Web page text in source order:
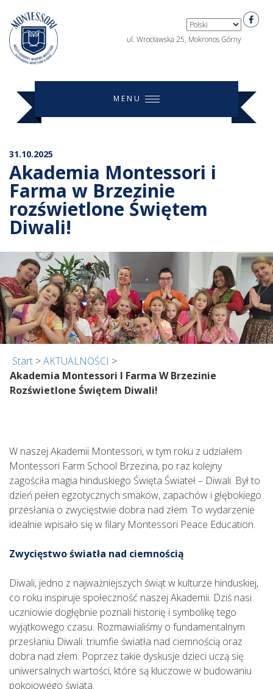
ul. Wrocławska 25, Mokronos Górny
MENU
31.10.2025
Akademia Montessori i
Farma w Brzezinie
rozświetlone Świętem
Diwali!
Start >AKTUALNOŚCI >
Akademia Montessori I Farma W Brzezinie
Rozświetlone Świętem Diwali!
W naszej Akademii Montessori, w tym roku z udziałem
Montessori Farm School Brzezina, po raz kolejny
zagościła magia hinduskiego Święta Świateł – Diwali. Był to
dzień pełen egzotycznych smaków, zapachów i głębokiego
przesłania o zwycięstwie dobra nad złem. To wydarzenie
idealnie wpisało się w filary Montessori Peace Education.
Zwycięstwo światła nad ciemnością
Diwali, jedno z najważniejszych świąt w kulturze hinduskiej,
co roku inspiruje społeczność naszej Akademii. Dziś nasi
uczniowie dogłębnie poznali historię i symbolikę tego
wyjątkowego czasu. Rozmawialiśmy o fundamentalnym
przesłaniu Diwali: triumfie światła nad ciemnością oraz
dobra nad złem. Poprzez takie dyskusje dzieci uczą się
uniwersalnych wartości, które są kluczowe w budowaniu
pokojowego świata.